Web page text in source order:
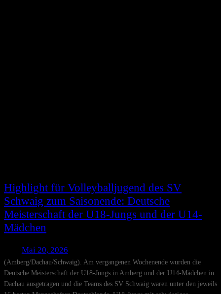
Highlight für Volleyballjugend des SV
Schwaig zum Saisonende: Deutsche
Meisterschaft der U18-Jungs und der U14-
Mädchen
Mai 20, 2026
(Amberg/Dachau/Schwaig). Am vergangenen Wochenende wurden die
Deutsche Meisterschaft der U18-Jungs in Amberg und der U14-Mädchen in
Dachau ausgetragen und die Teams des SV Schwaig waren unter den jeweils